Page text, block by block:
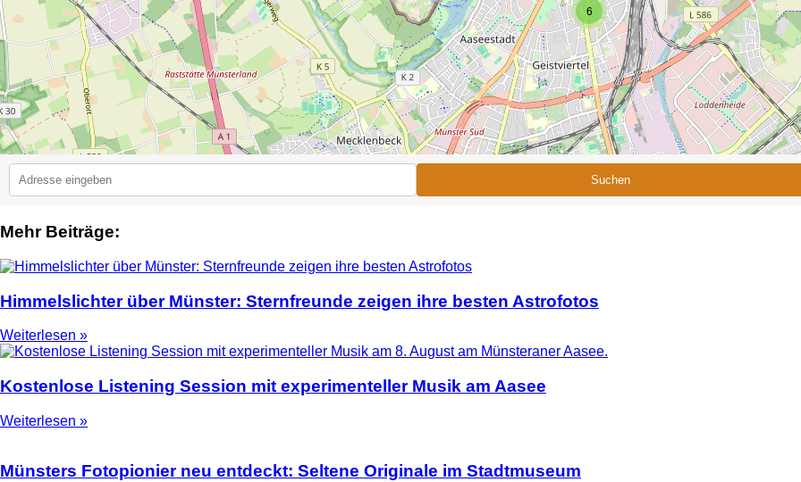
6
Suchen
Mehr Beiträge:
Himmelslichter über Münster: Sternfreunde zeigen ihre besten Astrofotos
Weiterlesen »
Kostenlose Listening Session mit experimenteller Musik am Aasee
Weiterlesen »
Münsters Fotopionier neu entdeckt: Seltene Originale im Stadtmuseum